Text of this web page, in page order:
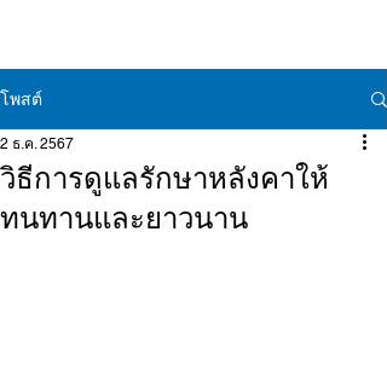
โพสต์
วิธีการดูแลรักษาหลังคาให้
ทนทานและยาวนาน
2 ธ.ค. 2567